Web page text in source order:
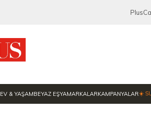
EV & YAŞAMBEYAZ EŞYAMARKALARKAMPANYALAR☀️